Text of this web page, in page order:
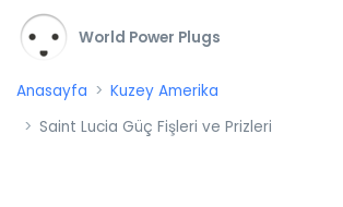
World Power Plugs
Anasayfa
Kuzey Amerika
Saint Lucia Güç Fişleri ve Prizleri